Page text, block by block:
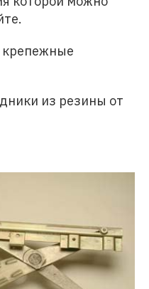
из резины от